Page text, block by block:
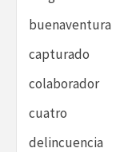
buenaventura
capturado
colaborador
cuatro
delincuencia